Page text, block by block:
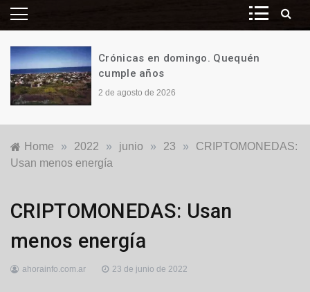
Crónicas en domingo. Quequén
cumple años
2 de agosto de 2026
Home » 2022 » junio » 23 »
CRIPTOMONEDAS:
Usan menos energía
Opinión
CRIPTOMONEDAS: Usan
menos energía
ahorainfo.com.ar 23 de junio de 2022